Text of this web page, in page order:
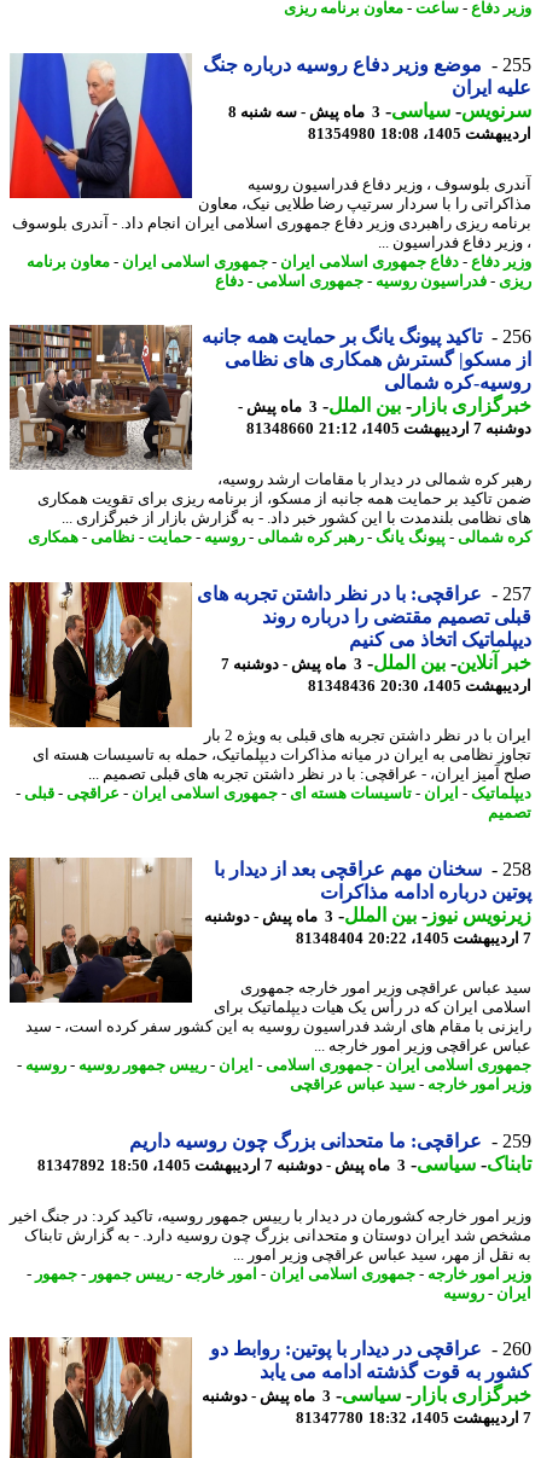
دفاع -ساعت-معاون برنامه ریزی
موضع وزیر دفاع روسیه درباره جنگ
ایران
-سیاسی-
3 ماه پیش - سه شنبه 8
1405، 18:08
81354980
بلوسوف ، وزیر دفاع فدراسیون روسیه
را با سردار سرتیپ رضا طلایی نیک، معاون
ریزی راهبردی وزیر دفاع جمهوری اسلامی ایران انجام داد. - آندری بلوسوف
دفاع فدراسیون ...
دفاع -دفاع جمهوری اسلامی ایران - جمهوری اسلامی ایران -
معاون برنامه
- فدراسیون روسیه-جمهوری اسلامی-دفاع
تاکید پیونگ یانگ بر حمایت همه جانبه
مسکو| گسترش همکاری های نظامی
کره شمالی
بازار- بین الملل- 3 ماه پیش -
1405، 21:12
81348660
کره شمالی در دیدار با مقامات ارشد روسیه،
تاکید بر حمایت همه جانبه از مسکو، از برنامه ریزی برای تقویت همکاری
نظامی بلندمدت با این کشور خبر داد. - به گزارش بازار از خبرگزاری ...
شمالی-پیونگ یانگ -رهبر کره شمالی-روسیه-حمایت-نظامی-همکاری
عراقچی: با در نظر داشتن تجربه های
تصمیم مقتضی را درباره روند
اتخاذ می کنیم
آنلاین-بین الملل-
3 ماه پیش - دوشنبه 7
1405، 20:30
81348436
ایران با در نظر داشتن تجربه های قبلی به ویژه 2 بار
نظامی به ایران در میانه مذاکرات دیپلماتیک، حمله به تاسیسات هسته ای
آمیز ایران، - عراقچی: با در نظر داشتن تجربه های قبلی تصمیم ...
-ایران - تاسیسات هسته ای- جمهوری اسلامی ایران - عراقچی-قبلی-
سخنان مهم عراقچی بعد از دیدار با
درباره ادامه مذاکرات
نیوز-بین الملل-
3 ماه پیش - دوشنبه
81348404
عباس عراقچی وزیر امور خارجه جمهوری
ایران که در رأس یک هیات دیپلماتیک برای
با مقام های ارشد فدراسیون روسیه به این کشور سفر کرده است، - سید
عراقچی وزیر امور خارجه ...
اسلامی ایران - جمهوری اسلامی-ایران - رییس جمهور روسیه-روسیه-
امور خارجه-سید عباس عراقچی
عراقچی: ما متحدانی بزرگ چون روسیه داریم
-سیاسی-3 ماه پیش - دوشنبه 7 اردیبهشت 1405، 18:50 81347892
امور خارجه کشورمان در دیدار با رییس جمهور روسیه، تاکید کرد: در جنگ اخیر
شد ایران دوستان و متحدانی بزرگ چون روسیه دارد. - به گزارش تابناک
از مهر، سید عباس عراقچی وزیر امور ...
امور خارجه-جمهوری اسلامی ایران - امور خارجه-رییس جمهور-جمهور-
- روسیه
عراقچی در دیدار با پوتین: روابط دو
به قوت گذشته ادامه می یابد
بازار- سیاسی-
3 ماه پیش - دوشنبه
81347780